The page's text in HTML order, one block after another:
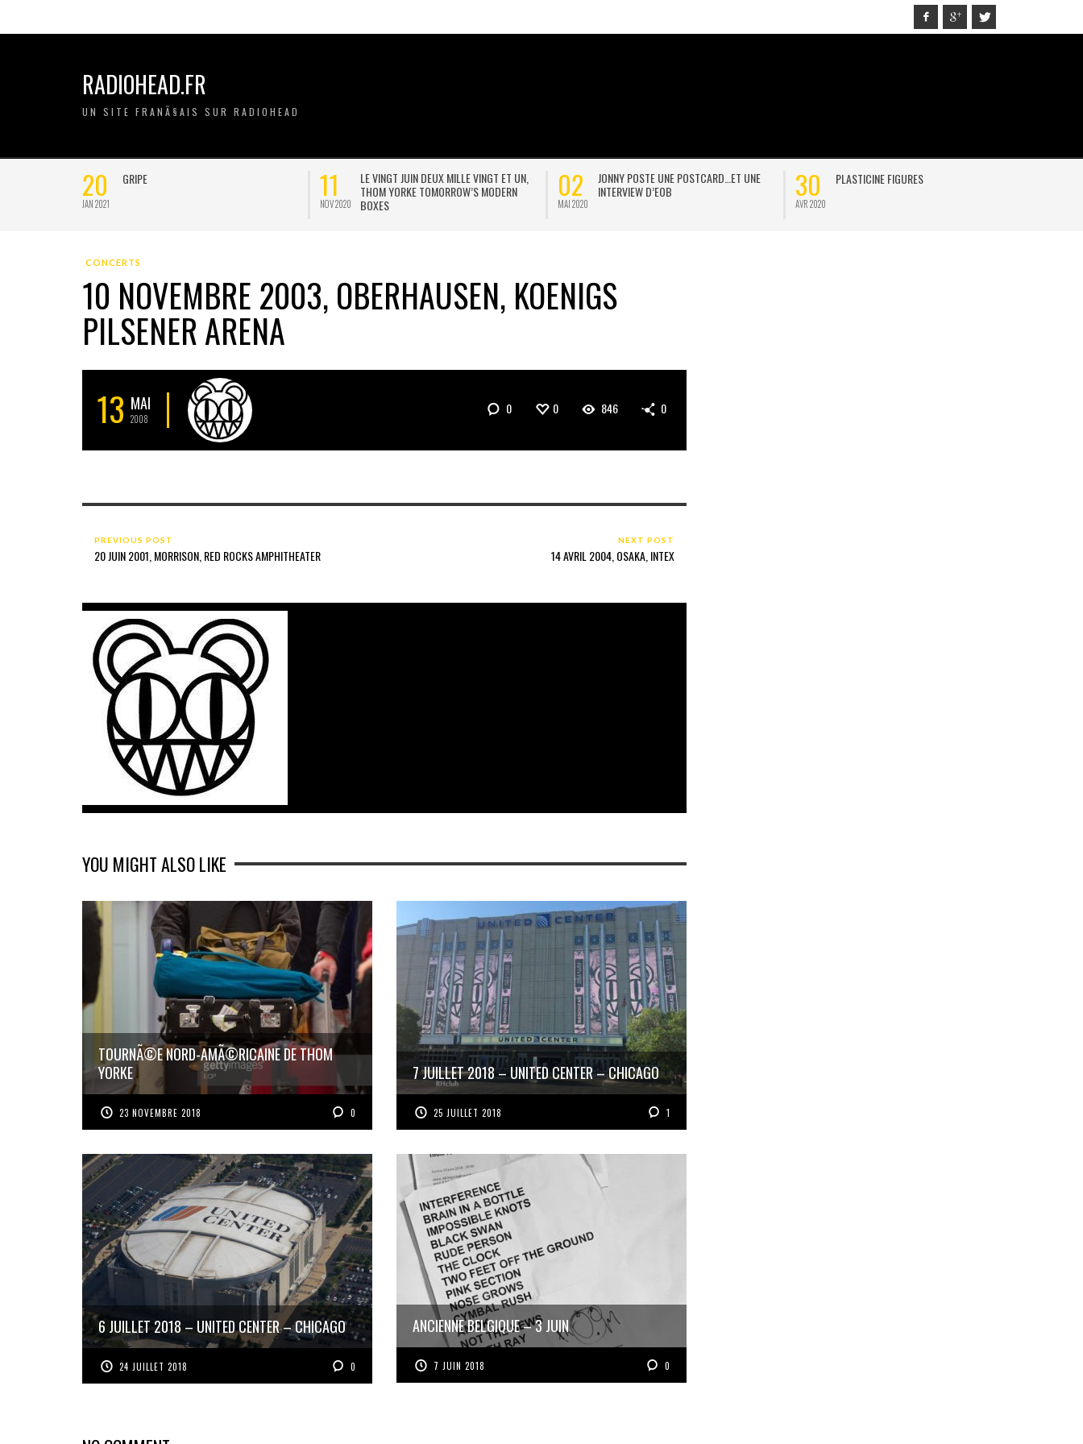
RADIOHEAD.FR
UN SITE FRANÃ§AIS SUR RADIOHEAD
20
JAN 2021
GRIPE 11
NOV 2020
LE VINGT JUIN DEUX MILLE VINGT ET UN,
THOM YORKE TOMORROW’S MODERN
BOXES
02
MAI 2020
JONNY POSTE UNE POSTCARD…ET UNE
INTERVIEW D’EOB
30
AVR 2020
PLASTICINE FIGURES
CONCERTS
10 NOVEMBRE 2003, OBERHAUSEN, KOENIGS
PILSENER ARENA
13 MAI
2008
0 0 846 0
PREVIOUS POST
20 JUIN 2001, MORRISON, RED ROCKS AMPHITHEATER
NEXT POST
14 AVRIL 2004, OSAKA, INTEX
YOU MIGHT ALSO LIKE
TOURNÃ©E NORD-AMÃ©RICAINE DE THOM
YORKE
23 NOVEMBRE 2018 0
7 JUILLET 2018 – UNITED CENTER – CHICAGO
25 JUILLET 2018 1
6 JUILLET 2018 – UNITED CENTER – CHICAGO
24 JUILLET 2018 0
ANCIENNE BELGIQUE – 3 JUIN
7 JUIN 2018 0